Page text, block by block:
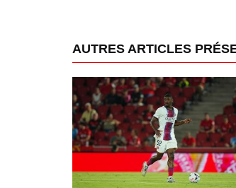
AUTRES ARTICLES